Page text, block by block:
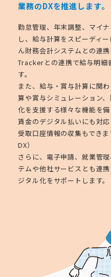
業務のDXを推進します。
勤怠管理、年末調整、マイ
し、給与計算をスピーディ
ん財務会計システムとの連
Trackerとの連携で給与明細
す。
また、給与・賞与計算に関
算や賞与シミュレーション
化を支援する様々な機能を備
賃金のデジタル払いにも対応
受取口座情報の収集もでき
DX）
さらに、電子申請、就業管
テムや他社サービスとも連
ジタル化をサポートします。